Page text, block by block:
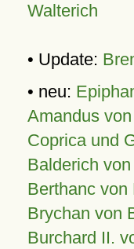
Walterich
• Update:
• neu:
Amandus
Coprica und
Balderich
Berthanc von
Brychan von
Burchard II.